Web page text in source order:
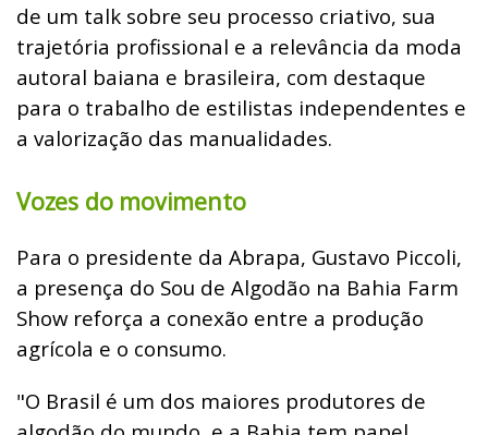
de um talk sobre seu processo criativo, sua
trajetória profissional e a relevância da moda
autoral baiana e brasileira, com destaque
para o trabalho de estilistas independentes e
a valorização das manualidades.
Vozes do movimento
Para o presidente da Abrapa, Gustavo Piccoli,
a presença do Sou de Algodão na Bahia Farm
Show reforça a conexão entre a produção
agrícola e o consumo.
"O Brasil é um dos maiores produtores de